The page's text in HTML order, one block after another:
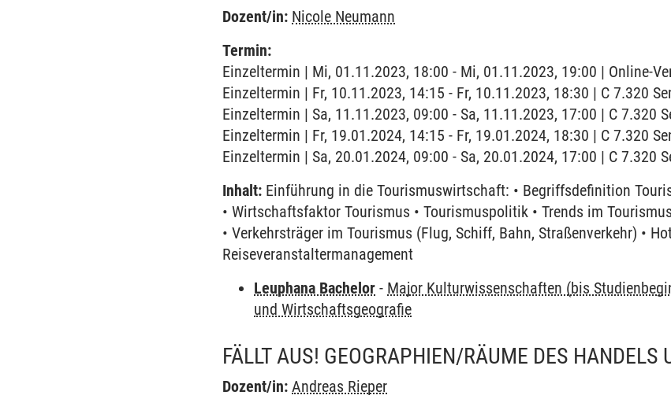
Dozent/in: Nicole Neumann
Termin:
Einzeltermin | Mi, 01.11.2023, 18:00 - Mi, 01.11.2023, 19:00 | Online-
Einzeltermin | Fr, 10.11.2023, 14:15 - Fr, 10.11.2023, 18:30 | C 7.320
Einzeltermin | Sa, 11.11.2023, 09:00 - Sa, 11.11.2023, 17:00 | C 7.320
Einzeltermin | Fr, 19.01.2024, 14:15 - Fr, 19.01.2024, 18:30 | C 7.320
Einzeltermin | Sa, 20.01.2024, 09:00 - Sa, 20.01.2024, 17:00 | C 7.320
Inhalt: Einführung in die Tourismuswirtschaft: • Begriffsdefinition
• Wirtschaftsfaktor Tourismus • Tourismuspolitik • Trends im
• Verkehrsträger im Tourismus (Flug, Schiff, Bahn, Straßenverkehr) •
Reiseveranstaltermanagement
Leuphana Bachelor - Major Kulturwissenschaften (bis
und Wirtschaftsgeografie
FÄLLT AUS! GEOGRAPHIEN/RÄUME DES HANDELS
Dozent/in: Andreas Rieper